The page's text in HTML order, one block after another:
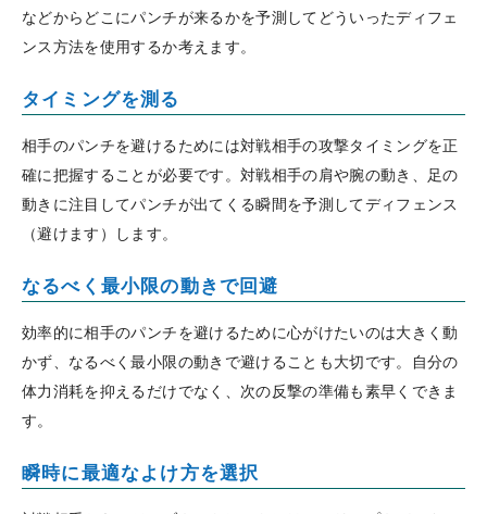
などからどこにパンチが来るかを予測してどういったディフェ
ンス方法を使用するか考えます。
タイミングを測る
相手のパンチを避けるためには対戦相手の攻撃タイミングを正
確に把握することが必要です。対戦相手の肩や腕の動き、足の
動きに注目してパンチが出てくる瞬間を予測してディフェンス
（避けます）します。
なるべく最小限の動きで回避
効率的に相手のパンチを避けるために心がけたいのは大きく動
かず、なるべく最小限の動きで避けることも大切です。自分の
体力消耗を抑えるだけでなく、次の反撃の準備も素早くできま
す。
瞬時に最適なよけ方を選択